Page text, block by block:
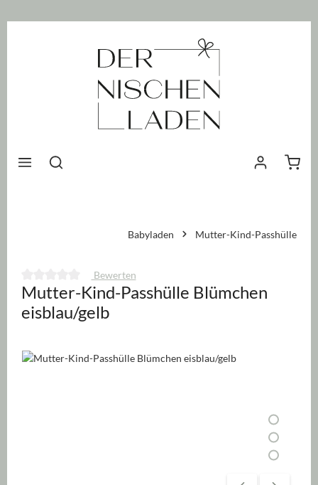
Babyladen Mutter-Kind-Passhülle
Durchschnittliche Bewertung von 0 von 5 Sternen
Bewerten
Mutter-Kind-Passhülle Blümchen
eisblau/gelb
Bildergalerie überspringen